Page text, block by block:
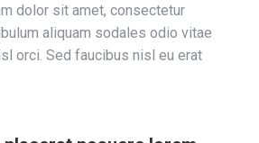
dolor sit amet, consectetur
aliquam sodales odio vitae
orci. Sed faucibus nisl eu erat